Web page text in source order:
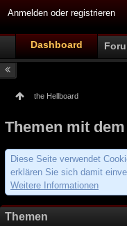
Anmelden oder registrieren
Dashboard
the Hellboard
Themen mit dem
Diese Seite verwendet
erklären Sie sich damit
Weitere Informationen
Themen